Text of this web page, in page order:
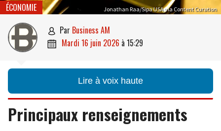
Jonathan Raa/Sipa USA via Content Curation
ÉCONOMIE
 par Business AM
 mardi 16 juin 2026 à 15:29
Lire à voix haute
Principaux renseignements